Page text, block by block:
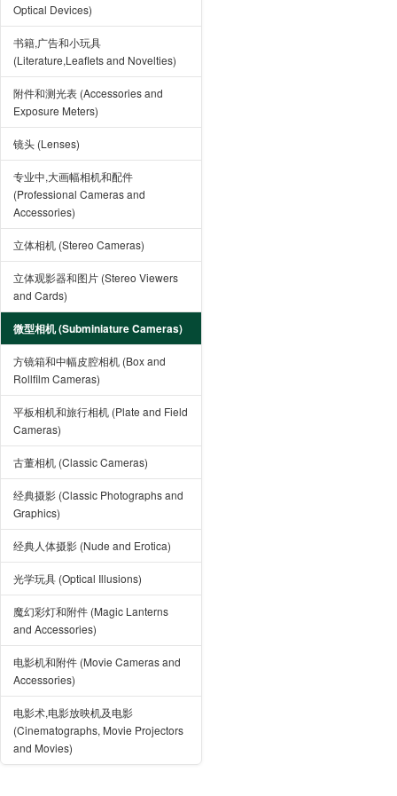
Optical Devices)
书籍,广告和小玩具
(Literature,Leaflets and Novelties)
附件和测光表 (Accessories and
Exposure Meters)
镜头 (Lenses)
专业中,大画幅相机和配件
(Professional Cameras and
Accessories)
立体相机 (Stereo Cameras)
立体观影器和图片 (Stereo Viewers
and Cards)
微型相机 (Subminiature Cameras)
方镜箱和中幅皮腔相机 (Box and
Rollfilm Cameras)
平板相机和旅行相机 (Plate and Field
Cameras)
古董相机 (Classic Cameras)
经典摄影 (Classic Photographs and
Graphics)
经典人体摄影 (Nude and Erotica)
光学玩具 (Optical Illusions)
魔幻彩灯和附件 (Magic Lanterns
and Accessories)
电影机和附件 (Movie Cameras and
Accessories)
电影术,电影放映机及电影
(Cinematographs, Movie Projectors
and Movies)